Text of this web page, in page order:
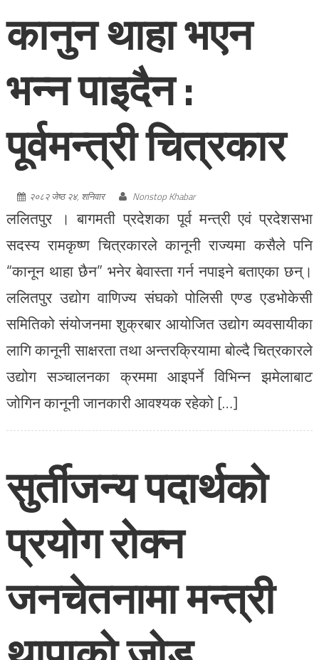
कानुन थाहा भएन
भन्न पाइदैन :
पूर्वमन्त्री चित्रकार
२०८२ जेष्ठ २४, शनिवार Nonstop Khabar
ललितपुर । बागमती प्रदेशका पूर्व मन्त्री एवं प्रदेशसभा
सदस्य रामकृष्ण चित्रकारले कानूनी राज्यमा कसैले पनि
“कानून थाहा छैन” भनेर बेवास्ता गर्न नपाइने बताएका छन्।
ललितपुर उद्योग वाणिज्य संघको पोलिसी एण्ड एडभोकेसी
समितिको संयोजनमा शुक्रबार आयोजित उद्योग व्यवसायीका
लागि कानूनी साक्षरता तथा अन्तरक्रियामा बोल्दै चित्रकारले
उद्योग सञ्चालनका क्रममा आइपर्ने विभिन्न झमेलाबाट
जोगिन कानूनी जानकारी आवश्यक रहेको […]
सुर्तीजन्य पदार्थको
प्रयोग रोक्न
जनचेतनामा मन्त्री